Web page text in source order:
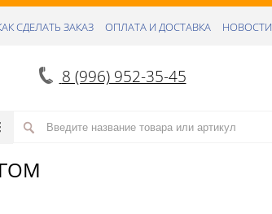
СДЕЛАТЬ ЗАКАЗ ОПЛАТА И ДОСТАВКА НОВОСТИ
8 (996) 952-35-45